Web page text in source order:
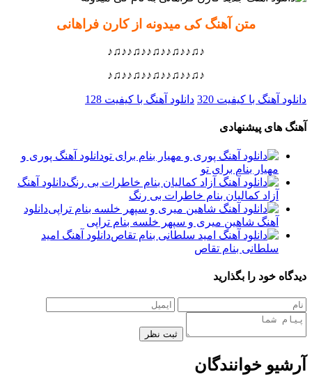
متن آهنگ کی میدونه از کارن فراهانی
♪♫♪♪♫♪♪♫♪♪♫♪♪♫♪
♪♫♪♪♫♪♪♫♪♪♫♪♪♫♪
دانلود آهنگ با کیفیت 320 دانلود آهنگ با کیفیت 128
آهنگ های پیشنهادی
دانلود آهنگ پوری و
مهیار بنام برای تو
دانلود آهنگ
آزاد کمالیان بنام خاطرات بی رنگ
دانلود
آهنگ شاهین میری و سپهر خلسه بنام تراپی
دانلود آهنگ امید
سلطانی بنام تقاص
دیدگاه خود را بگذارید
ثبت نظر
آرشیو خوانندگان